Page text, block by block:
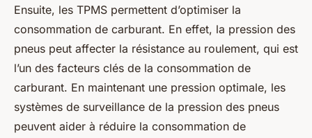
Ensuite, les TPMS permettent d’optimiser la
consommation de carburant. En effet, la pression des
pneus peut affecter la résistance au roulement, qui est
l’un des facteurs clés de la consommation de
carburant. En maintenant une pression optimale, les
systèmes de surveillance de la pression des pneus
peuvent aider à réduire la consommation de